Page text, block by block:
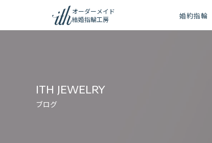
オーダーメイド
結婚指輪工房
婚約指輪
ブログ
ith jewelry